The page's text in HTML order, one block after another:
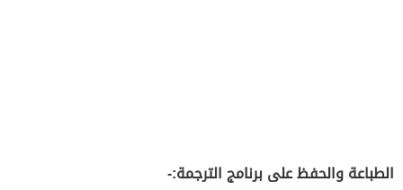
الطباعة والحفظ على برنامج الترجمة:-